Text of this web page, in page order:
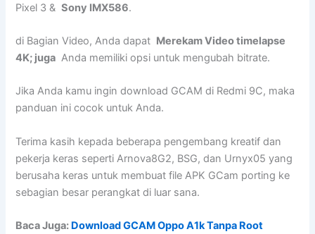
Pixel 3 &Sony IMX586.
di Bagian Video, Anda dapat Merekam Video timelapse
4K; juga Anda memiliki opsi untuk mengubah bitrate.
Jika Anda kamu ingin download GCAM di Redmi 9C, maka
panduan ini cocok untuk Anda.
Terima kasih kepada beberapa pengembang kreatif dan
pekerja keras seperti Arnova8G2, BSG, dan Urnyx05 yang
berusaha keras untuk membuat file APK GCam porting ke
sebagian besar perangkat di luar sana.
Baca Juga: Download GCAM Oppo A1k Tanpa Root